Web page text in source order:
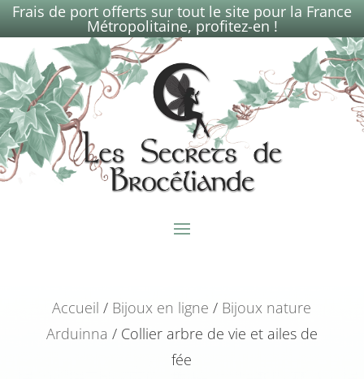
Frais de port offerts sur tout le site pour la France
Métropolitaine, profitez-en !
Accueil / Bijoux en ligne / Bijoux nature
Arduinna / Collier arbre de vie et ailes de
fée